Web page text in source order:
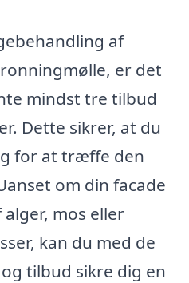
af
er det
mindst tre tilbud
Dette sikrer, at du
for at træffe den
om din facade
mos eller
kan du med de
tilbud sikre dig en